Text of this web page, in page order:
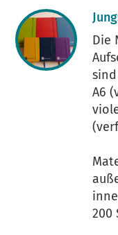
Die
A6
200